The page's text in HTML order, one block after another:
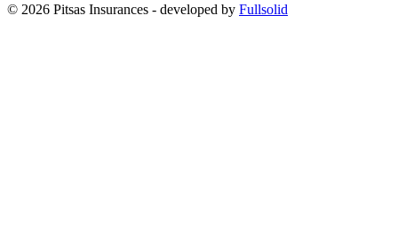
© 2026 Pitsas Insurances - developed by Fullsolid